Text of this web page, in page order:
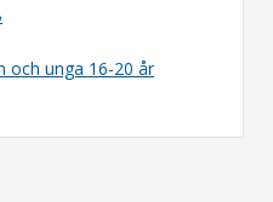
och unga 16-20 år